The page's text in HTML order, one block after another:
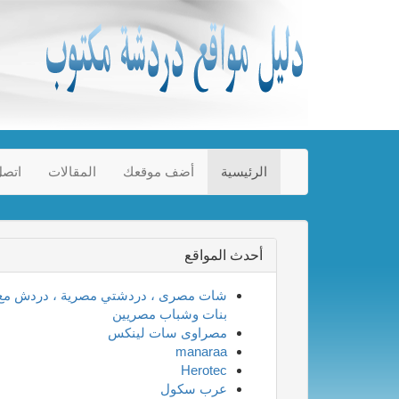
الرئيسية أضف موقعك المقالات
أحدث المواقع
شات مصرى ، دردشتي مصرية ، دردش
بنات وشباب مصريين
مصراوى سات لينكس
manaraa
Herotec
عرب سكول